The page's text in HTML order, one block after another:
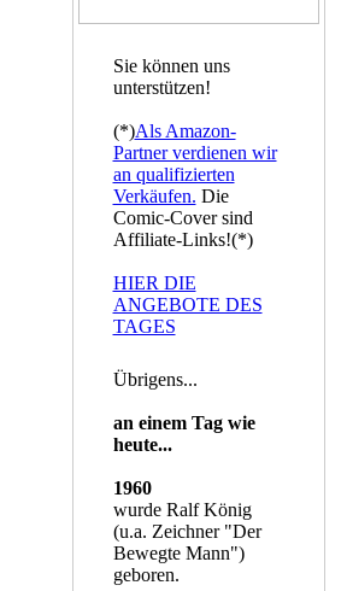
Sie können uns
unterstützen!
(*)Als Amazon-
Partner verdienen wir
an qualifizierten
Verkäufen. Die
Comic-Cover sind
Affiliate-Links!(*)
HIER DIE
ANGEBOTE DES
TAGES
Übrigens...
an einem Tag wie
heute...
1960
wurde Ralf König
(u.a. Zeichner "Der
Bewegte Mann")
geboren.